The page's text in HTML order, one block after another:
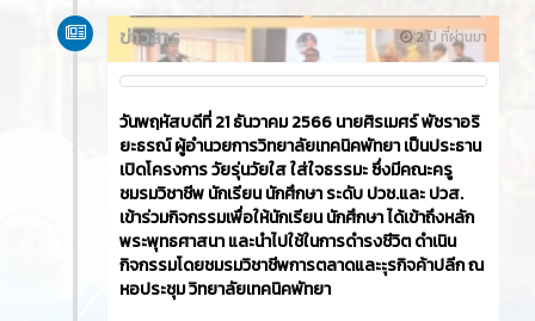
รณิการ์ 2 วิทยาลัยเทคนิคพัทยา
ข่าวสาร 9435 0
2 ปี ที่ผ่านมา
ข่าวสาร
วันศุกร์ที่ 22 ธันวาคม 2566​ นายศิรเมศร์ พัชราอริยะ
ธรณ์ ผู้อำนวยการวิทยาลัยเทคนิคพัทยา เป็นประธาน
เปิดโครงการ Chrismas Day ซึ่งมีคณะครู ผู้บริหาร ครู
ชมรมวิชาชีพ นักเรียน นักศึกษา เข้าร่วมกิจกรรมและยัง